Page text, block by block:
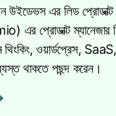
উইডেভস এর লিড
এর প্রোডাক্ট ম্যানেজার
থিংকিং, ওয়ার্ডপ্রেস,
থাকতে পছন্দ করেন।